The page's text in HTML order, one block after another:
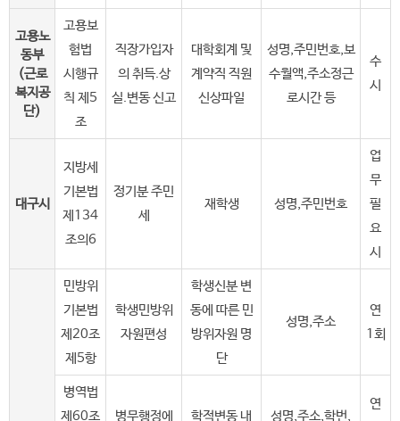
고용노
동부
(근로
복지공
단)
고용보
험법
시행규
칙 제5
조
직장가입자
의 취득.상
실.변동 신고
대학회계 및
계약직 직원
신상파일
성명,주민번호,보
수월액,주소정근
로시간 등
수
시
대구시
지방세
기본법
제134
조의6
정기분 주민
세
재학생 성명,주민번호
업
무
필
요
시
민방위
기본법
제20조
제5항
학생민방위
자원편성
학생신분 변
동에 따른 민
방위자원 명
단
성명,주소
연
1회
병역법
제60조
병무행정에
학적변동 내
성명,주소,학번,
연